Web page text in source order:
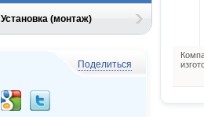
Установка (монтаж)
Поделиться